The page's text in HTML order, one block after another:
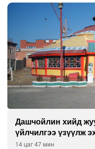
Дашчойлин хийд
үйлчилгээ үзүүлж
14 цаг 47 мин